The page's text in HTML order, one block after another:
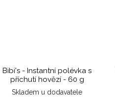
Bibi's - Instantní polévka s
příchutí hovězí - 60 g
Skladem u dodavatele